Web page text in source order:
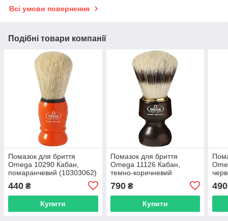
Всі умови повернення
Подібні товари компанії
Помазок для бриття
Omega 10290 Кабан,
помаранчевий (10303062)
440 ₴
Купити
Помазок для бриття
Omega 11126 Кабан,
темно-коричневий
790₴
Купити
490